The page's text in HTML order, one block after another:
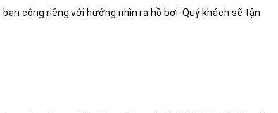
công riêng với hướng nhìn ra hồ bơi. Quý khách sẽ tận